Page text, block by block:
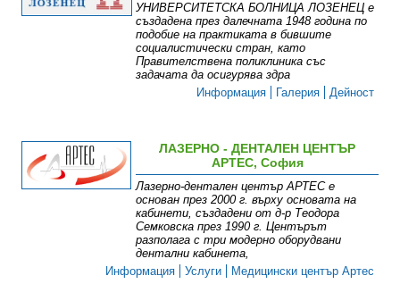
УНИВЕРСИТЕТСКА БОЛНИЦА ЛОЗЕНЕЦ е
създадена през далечната 1948 година по
подобие на практиката в бившите
социалистически стран, като
Правителствена поликлиника със
задачата да осигурява здра
Информация
Галерия Дейност
ЛАЗЕРНО - ДЕНТАЛЕН ЦЕНТЪР
АРТЕС, София
Лазерно-дентален център АРТЕС е
основан през 2000 г. върху основата на
кабинети, създадени от д-р Теодора
Семковска през 1990 г. Центърът
разполага с три модерно оборудвани
дентални кабинета,
Информация
Услуги Медицински център Артес